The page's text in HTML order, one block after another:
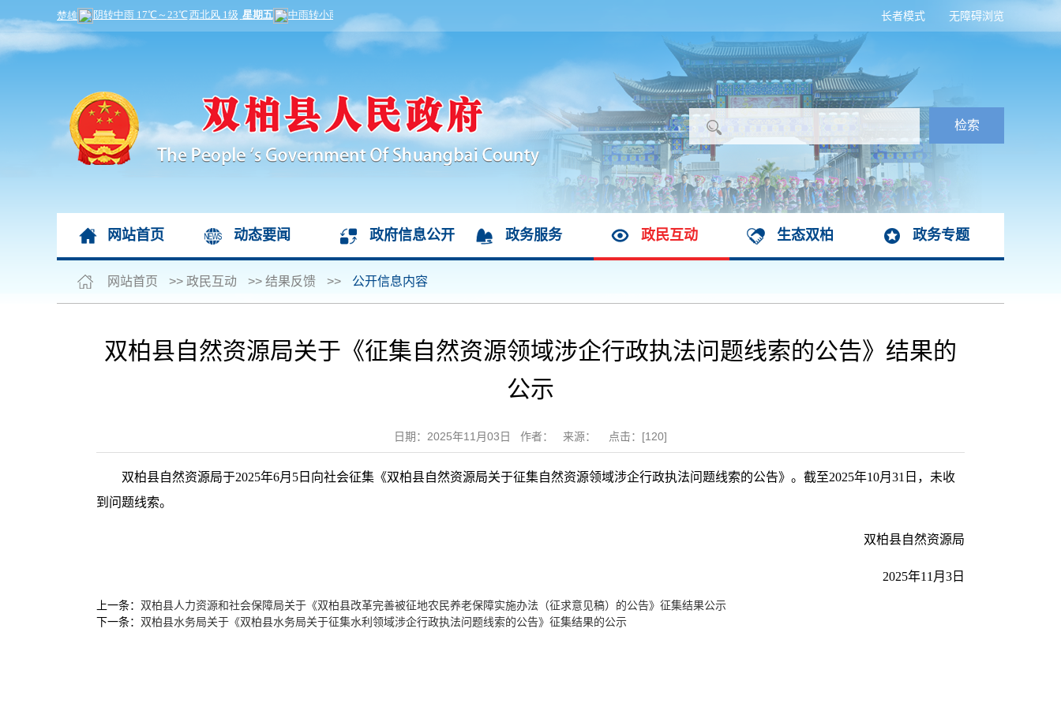
无障碍浏览
长者模式
网站首页 动态要闻 政府信息公开 政务服务 政民互动 生态双柏 政务专题
网站首页 >> 政民互动 >> 结果反馈 >> 公开信息内容
双柏县自然资源局关于《征集自然资源领域涉企行政执法问题线索的公告》结果的
公示
日期：2025年11月03日 作者： 来源： 点击：[120]
双柏县自然资源局于2025年6月5日向社会征集《双柏县自然资源局关于征集自然资源领域涉企行政执法问题线索的公告》。截至2025年10月31日，未收
到问题线索。
双柏县自然资源局
2025年11月3日
上一条： 双柏县人力资源和社会保障局关于《双柏县改革完善被征地农民养老保障实施办法（征求意见稿）的公告》征集结果公示
下一条： 双柏县水务局关于《双柏县水务局关于征集水利领域涉企行政执法问题线索的公告》征集结果的公示